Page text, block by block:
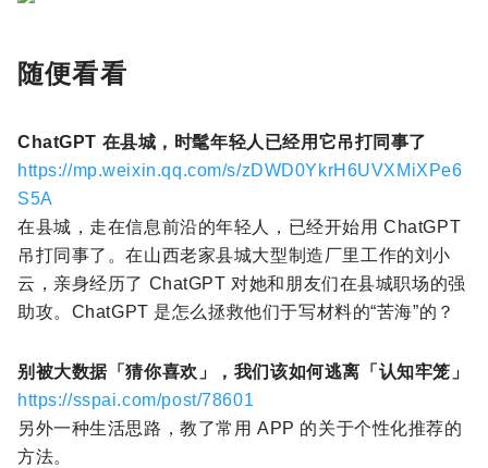
随便看看
ChatGPT 在县城，时髦年轻人已经用它吊打同事了
https://mp.weixin.qq.com/s/zDWD0YkrH6UVXMiXPe6
S5A
在县城，走在信息前沿的年轻人，已经开始用 ChatGPT
吊打同事了。在山西老家县城大型制造厂里工作的刘小
云，亲身经历了 ChatGPT 对她和朋友们在县城职场的强
助攻。ChatGPT 是怎么拯救他们于写材料的“苦海”的？
别被大数据「猜你喜欢」，我们该如何逃离「认知牢笼」
https://sspai.com/post/78601
另外一种生活思路，教了常用 APP 的关于个性化推荐的
方法。